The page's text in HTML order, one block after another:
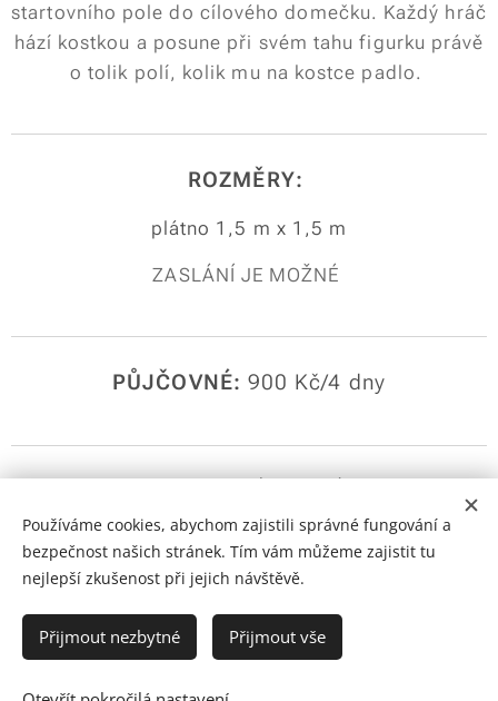
startovního pole do cílového domečku. Každý hráč
hází kostkou a posune při svém tahu figurku právě
o tolik polí, kolik mu na kostce padlo.
ROZMĚRY:
plátno 1,5 m x 1,5 m
ZASLÁNÍ JE MOŽNÉ
PŮJČOVNÉ: 900 Kč/4 dny
Používáme cookies, abychom zajistili správné fungování a
bezpečnost našich stránek. Tím vám můžeme zajistit tu
nejlepší zkušenost při jejich návštěvě.
Přijmout nezbytné Přijmout vše